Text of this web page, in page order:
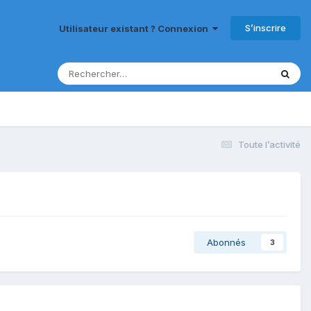
Utilisateur existant ? Connexion S’inscrire
Toute l’activité
Abonnés 3